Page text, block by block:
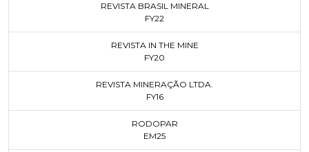
REVISTA BRASIL MINERAL
FY22
REVISTA IN THE MINE
FY20
REVISTA MINERAÇÃO LTDA.
FY16
RODOPAR
EM25